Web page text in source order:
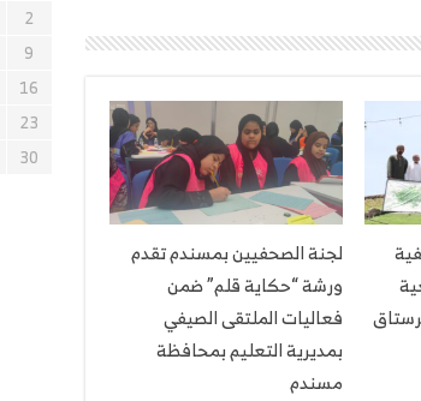
لجنة الصحفيين بمسندم تقدم
ورشة “حكاية قلم” ضمن
فعاليات الملتقى الصيفي
بمديرية التعليم بمحافظة
مسندم
2
9
16
23
30